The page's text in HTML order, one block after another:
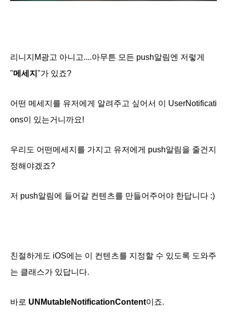
리니지M광고 아니고....아무튼 모든 push알림엔 저렇게
"메세지 "가 있죠?
어떤 메세지를 유저에게 알려주고 싶어서 이 UserNotificati
ons이 있는거니까요!
우리도 어떤메세지를 가지고 유저에게 push알림을 줄건지
정해야겠죠?
저 push알림에 들어갈 컨텐츠를 만들어주어야 한답니다 :)
친절하게도 iOS에는 이 컨텐츠를 지정할 수 있도록 도와주
는 클래스가 있답니다.
바로 UNMutableNotificationContent이죠.